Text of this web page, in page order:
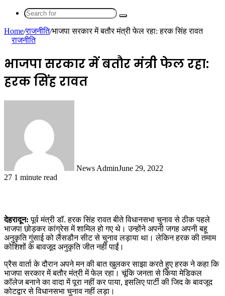
Search
for
Home/राजनीति/भाजपा सरकार में बतौर मंत्री फेल रहा: हरक सिंह रावत
राजनीति
भाजपा सरकार में बतौर मंत्री फेल रहा:
हरक सिंह रावत
News AdminJune 29, 2022
27 1 minute read
देहरादून: पूर्व मंत्री डॉ. हरक सिंह रावत बीते विधानसभा चुनाव से ठीक पहले
भाजपा छोड़कर कांग्रेस में शामिल हो गए थे। उन्होंने अपनी जगह अपनी बहू
अनुकृति गुंसाई को लैंसडौन सीट से चुनाव लड़ाया था। लेकिन हरक की तमाम
कोशिशों के बावजूद अनुकृति जीत नहीं पाईं।
प्रैस वार्ता के दौरान अपने मन की बात खुलकर साझा करते हुए हरक ने कहा कि
भाजपा सरकार में बतौर मंत्री में फेल रहा। चूंकि जनता से किया मेडिकल
कॉलेज बनाने का वादा में पूरा नहीं कर पाया, इसलिए पार्टी की जिद के बावजूद
कोटद्वार से विधानसभा चुनाव नहीं लड़ा।